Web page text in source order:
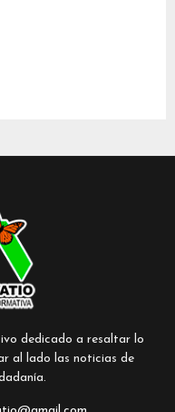
dedicado a resaltar lo
al lado las noticias de